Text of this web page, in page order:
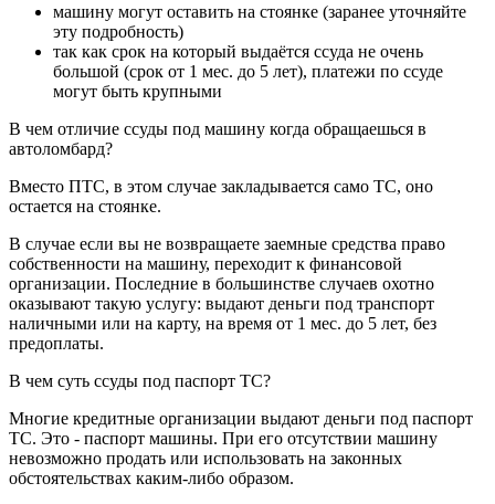
машину могут оставить на стоянке (заранее уточняйте
эту подробность)
так как срок на который выдаётся ссуда не очень
большой (срок от 1 мес. до 5 лет), платежи по ссуде
могут быть крупными
В чем отличие ссуды под машину когда обращаешься в
автоломбард?
Вместо ПТС, в этом случае закладывается само ТС, оно
остается на стоянке.
В случае если вы не возвращаете заемные средства право
собственности на машину, переходит к финансовой
организации. Последние в большинстве случаев охотно
оказывают такую услугу: выдают деньги под транспорт
наличными или на карту, на время от 1 мес. до 5 лет, без
предоплаты.
В чем суть ссуды под паспорт ТС?
Многие кредитные организации выдают деньги под паспорт
ТС. Это - паспорт машины. При его отсутствии машину
невозможно продать или использовать на законных
обстоятельствах каким-либо образом.